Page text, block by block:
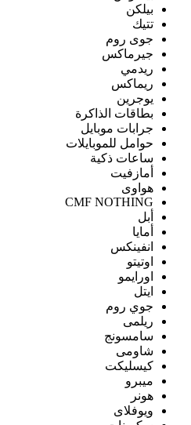
بيلكن
تتيك
جوى روم
جيرماكس
ريدمي
ريماكس
يوجرين
بطاقات الذاكرة
جرابات موبايل
حوامل للموبايلات
ساعات ذكية
أمازفيت
هواوى
CMF NOTHING
أبل
أمايا
انفينكس
اوتيتو
اورايمو
ايتل
جوي روم
ريلمى
سامسونج
شاومى
كيسليكت
ميبرو
هونر
ويوفلاى